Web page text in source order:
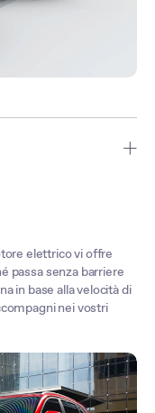
a benzina entra in
ad un motore reattivo
con l'accelerazione più
elettrico vi offre
passa senza barriere
in base alla velocità di
nei vostri